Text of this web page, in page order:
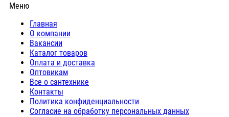
Меню
Главная
О компании
Вакансии
Каталог товаров
Оплата и доставка
Оптовикам
Все о сантехнике
Контакты
Политика конфиденциальности
Согласие на обработку персональных данных